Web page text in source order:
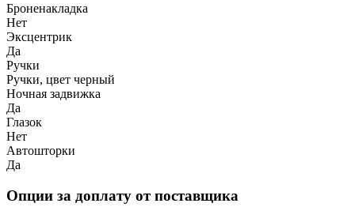
Броненакладка
Нет
Эксцентрик
Да
Ручки
Ручки, цвет черный
Ночная задвижка
Да
Глазок
Нет
Автошторки
Да
Опции за доплату от поставщика